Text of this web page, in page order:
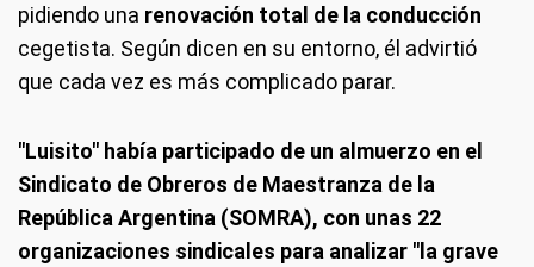
pidiendo una renovación total de la conducción
cegetista. Según dicen en su entorno, él advirtió
que cada vez es más complicado parar.
"Luisito" había participado de un almuerzo en el
Sindicato de Obreros de Maestranza de la
República Argentina (SOMRA), con unas 22
organizaciones sindicales para analizar "la grave